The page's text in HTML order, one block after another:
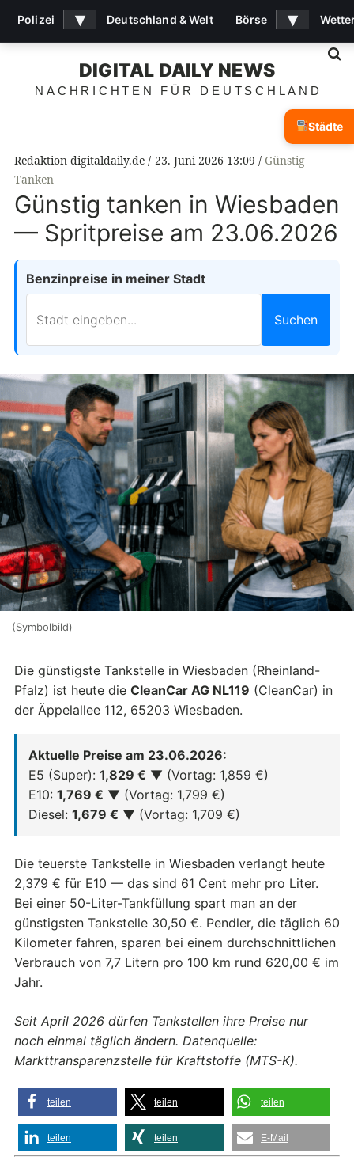
DIGITAL DAILY NEWS
NACHRICHTEN FÜR DEUTSCHLAND
Redaktion digitaldaily.de 23. Juni 2026 13:09
Günstig
Tanken
Günstig tanken in Wiesbaden
— Spritpreise am 23.06.2026
Benzinpreise in meiner Stadt
Suchen
(Symbolbild)
Die günstigste Tankstelle in Wiesbaden (Rheinland-
Pfalz) ist heute die CleanCar AG NL119 (CleanCar) in
der Äppelallee 112, 65203 Wiesbaden.
Aktuelle Preise am 23.06.2026:
E5 (Super): 1,829 € ▼ (Vortag: 1,859 €)
E10: 1,769 € ▼ (Vortag: 1,799 €)
Diesel: 1,679 € ▼ (Vortag: 1,709 €)
Die teuerste Tankstelle in Wiesbaden verlangt heute
2,379 € für E10 — das sind 61 Cent mehr pro Liter.
Bei einer 50-Liter-Tankfüllung spart man an der
günstigsten Tankstelle 30,50 €. Pendler, die täglich 60
Kilometer fahren, sparen bei einem durchschnittlichen
Verbrauch von 7,7 Litern pro 100 km rund 620,00 € im
Jahr.
Seit April 2026 dürfen Tankstellen ihre Preise nur
noch einmal täglich ändern. Datenquelle:
Markttransparenzstelle für Kraftstoffe (MTS-K).
teilen teilen teilen
teilen teilen E-Mail
Polizei ▾ Deutschland & Welt Börse ▾
Städte